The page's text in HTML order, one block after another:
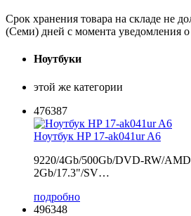
Срок хранения товара на складе не
(Семи) дней с момента уведомления о
Ноутбуки
этой же категории
476387
Ноутбук HP 17-ak041ur A6
9220/4Gb/500Gb/DVD-RW/AMD
2Gb/17.3"/SV…
подробно
496348